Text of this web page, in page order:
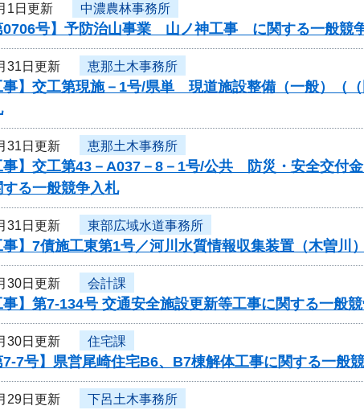
1日更新 中濃農林事務所
0706号】予防治山事業 山ノ神工事 に関する一般競
31日更新 恵那土木事務所
事】交工第現施－1号/県単 現道施設整備（一般）（
31日更新 恵那土木事務所
事】交工第43－A037－8－1号/公共 防災・安全交付
る一般競争入札
31日更新 東部広域水道事務所
事】7債施工東第1号／河川水質情報収集装置（木曽川
30日更新 会計課
事】第7-134号 交通安全施設更新等工事に関する一般
30日更新 住宅課
7-7号】県営尾崎住宅B6、B7棟解体工事に関する一般
29日更新 下呂土木事務所